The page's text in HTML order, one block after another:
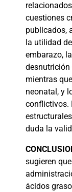
cuestiones
publicados,
la utilidad
embarazo,
mientras
neonatal, y
conflictivos.
duda la
sugieren
ácidos